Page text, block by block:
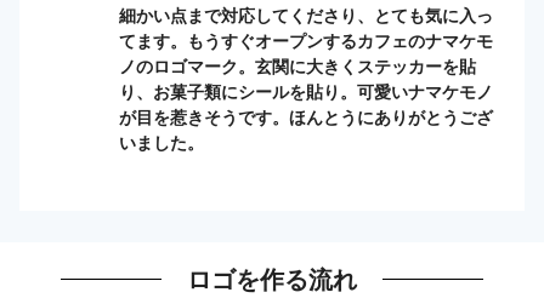
細かい点まで対応してくださり、とても気に入っ
てます。もうすぐオープンするカフェのナマケモ
ノのロゴマーク。玄関に大きくステッカーを貼
り、お菓子類にシールを貼り。可愛いナマケモノ
が目を惹きそうです。ほんとうにありがとうござ
いました。
ロゴを作る流れ